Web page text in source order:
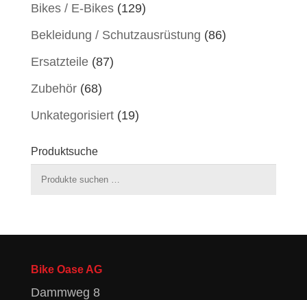
Bikes / E-Bikes (129)
Bekleidung / Schutzausrüstung (86)
Ersatzteile (87)
Zubehör (68)
Unkategorisiert (19)
Produktsuche
Suchen
Bike Oase AG
Dammweg 8